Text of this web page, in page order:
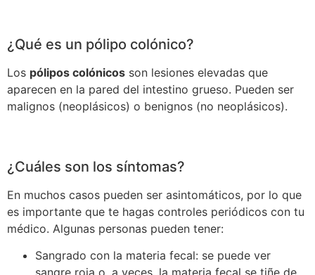
¿Qué es un pólipo colónico?
Los pólipos colónicos son lesiones elevadas que
aparecen en la pared del intestino grueso. Pueden ser
malignos (neoplásicos) o benignos (no neoplásicos).
¿Cuáles son los síntomas?
En muchos casos pueden ser asintomáticos, por lo que
es importante que te hagas controles periódicos con tu
médico. Algunas personas pueden tener:
Sangrado con la materia fecal: se puede ver